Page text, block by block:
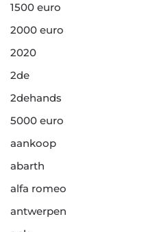
1500 euro
2000 euro
2020
2de
2dehands
5000 euro
aankoop
abarth
alfa romeo
antwerpen